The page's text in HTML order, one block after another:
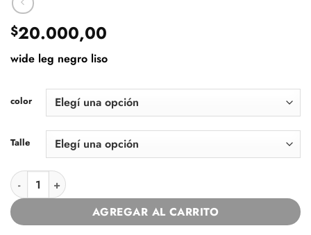
$20.000,00
wide leg negro liso
color
Talle
wide leg negro liso cantidad
AGREGAR AL CARRITO